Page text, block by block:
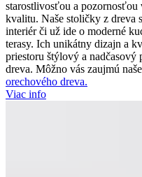
starostlivosťou a pozornosťou
kvalitu. Naše stoličky z dreva
interiér či už ide o moderné
terasy. Ich unikátny dizajn a
priestoru štýlový a
dreva. Môžno vás zaujmú naše
orechového dreva.
Viac info